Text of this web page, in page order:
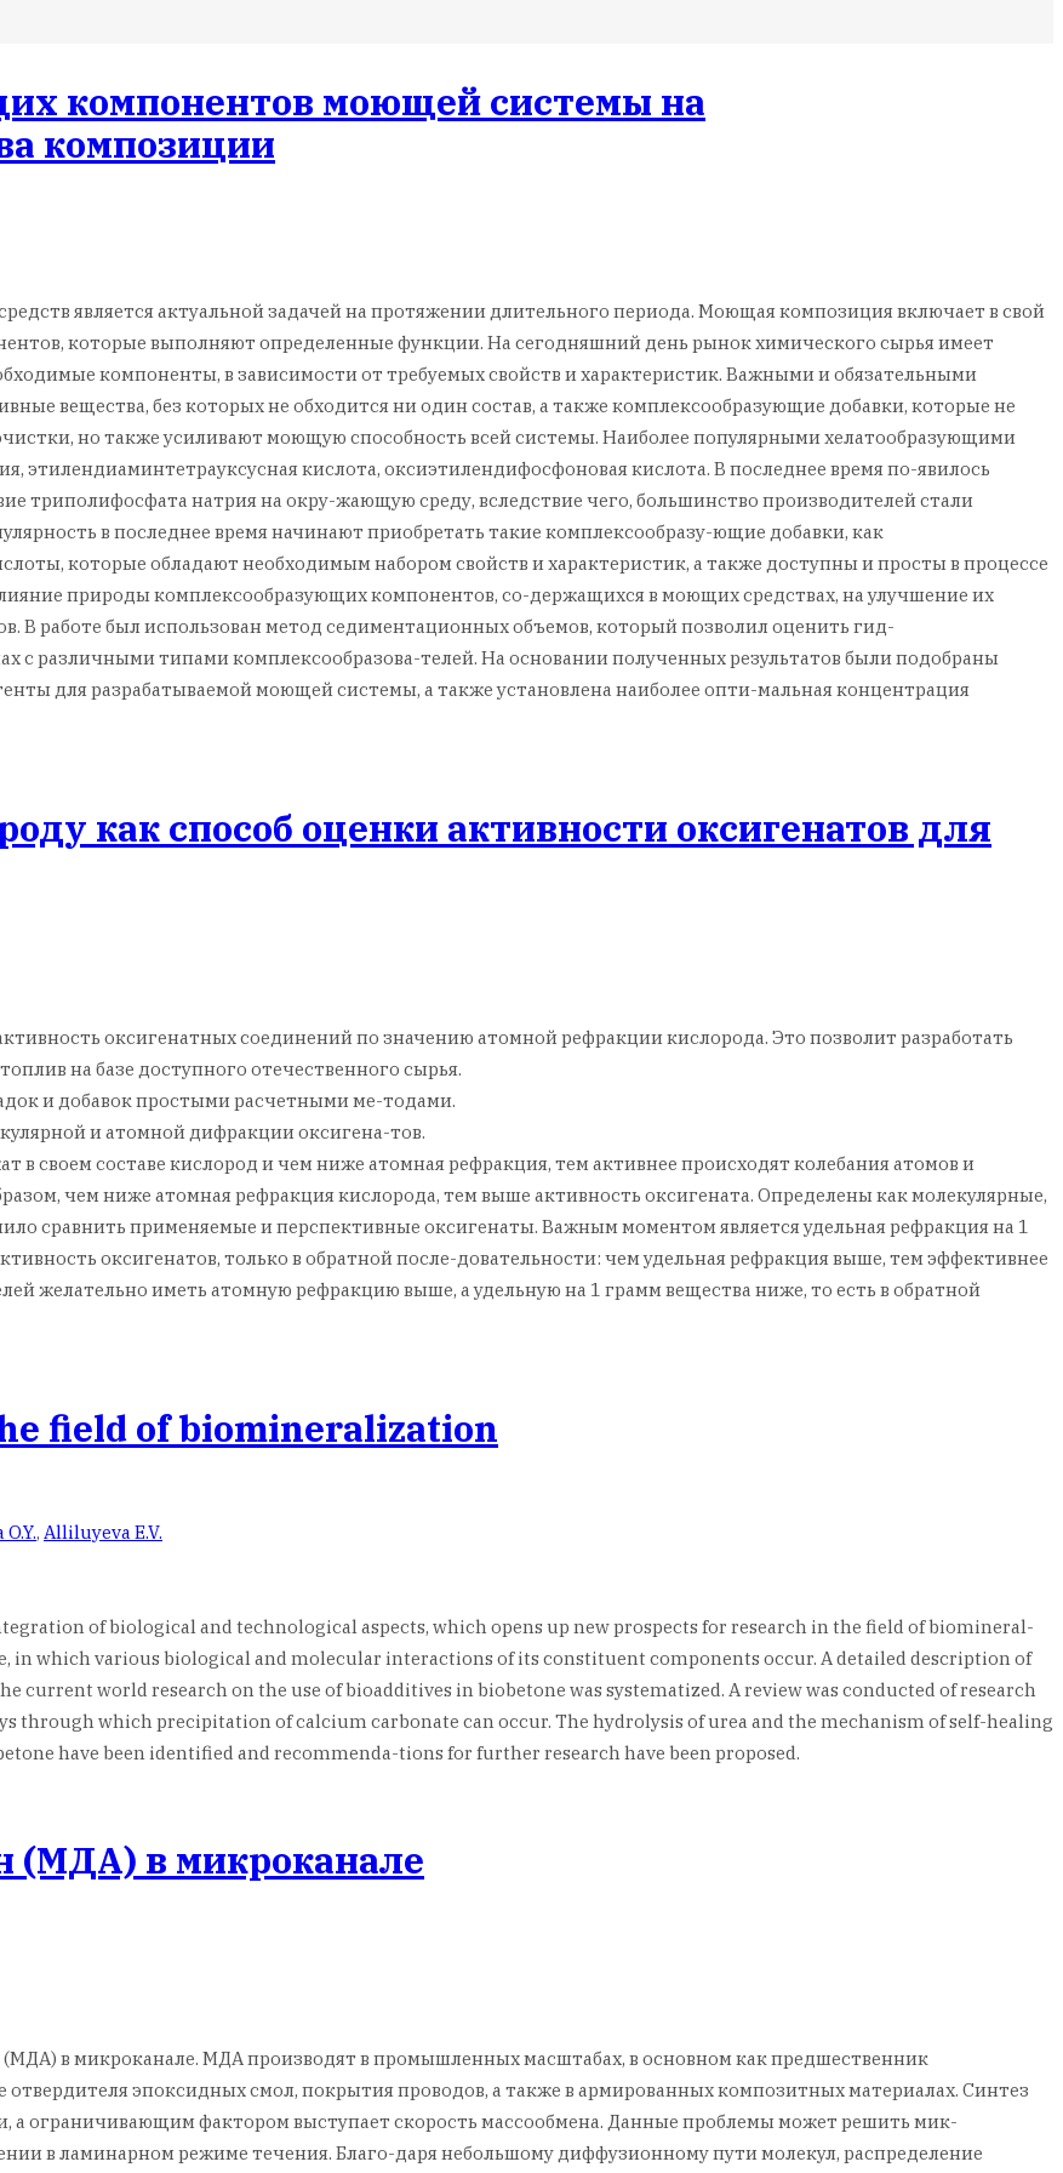
компонентов моющей системы на
композиции
является актуальной задачей на протяжении длительного периода. Моющая композиция включает в свой
которые выполняют определенные функции. На сегодняшний день рынок химического сырья имеет
компоненты, в зависимости от требуемых свойств и характеристик. Важными и обязательными
вещества, без которых не обходится ни один состав, а также комплексообразующие добавки, которые не
но также усиливают моющую способность всей системы. Наиболее популярными хелатообразующими
этилендиаминтетрауксусная кислота, оксиэтилендифосфоновая кислота. В последнее время по-явилось
триполифосфата натрия на окру-жающую среду, вследствие чего, большинство производителей стали
в последнее время начинают приобретать такие комплексообразу-ющие добавки, как
которые обладают необходимым набором свойств и характеристик, а также доступны и просты в процессе
природы комплексообразующих компонентов, со-держащихся в моющих средствах, на улучшение их
работе был использован метод седиментационных объемов, который позволил оценить гид-
с различными типами комплексообразова-телей. На основании полученных результатов были подобраны
для разрабатываемой моющей системы, а также установлена наиболее опти-мальная концентрация
как способ оценки активности оксигенатов для
оксигенатных соединений по значению атомной рефракции кислорода. Это позволит разработать
на базе доступного отечественного сырья.
и добавок простыми расчетными ме-тодами.
и атомной дифракции оксигена-тов.
в своем составе кислород и чем ниже атомная рефракция, тем активнее происходят колебания атомов и
чем ниже атомная рефракция кислорода, тем выше активность оксигената. Определены как молекулярные,
сравнить применяемые и перспективные оксигенаты. Важным моментом является удельная рефракция на 1
оксигенатов, только в обратной после-довательности: чем удельная рефракция выше, тем эффективнее
желательно иметь атомную рефракцию выше, а удельную на 1 грамм вещества ниже, то есть в обратной
field of biomineralization
, Alliluyeva E.V.
of biological and technological aspects, which opens up new prospects for research in the field of biomineral-
in which various biological and molecular interactions of its constituent components occur. A detailed description of
current world research on the use of bioadditives in biobetone was systematized. A review was conducted of research
which precipitation of calcium carbonate can occur. The hydrolysis of urea and the mechanism of self-healing
have been identified and recommenda-tions for further research have been proposed.
(МДА) в микроканале
в микроканале. MДA производят в промышленных масштабах, в основном как предшественник
отвердителя эпоксидных смол, покрытия проводов, а также в армированных композитных материалах. Синтез
ограничивающим фактором выступает скорость массообмена. Данные проблемы может решить мик-
в ламинарном режиме течения. Благо-даря небольшому диффузионному пути молекул, распределение